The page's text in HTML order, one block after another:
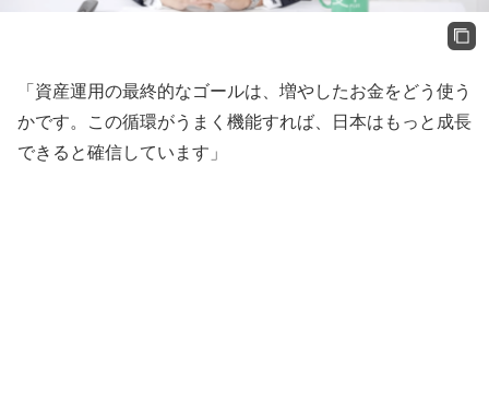
「資産運用の最終的なゴールは、増やしたお金をどう使う
かです。この循環がうまく機能すれば、日本はもっと成長
できると確信しています」